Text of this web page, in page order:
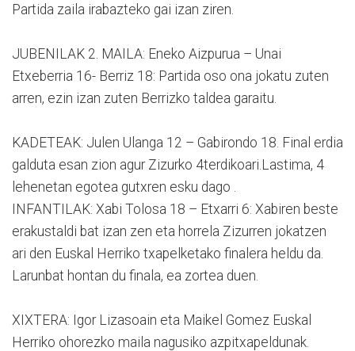
Partida zaila irabazteko gai izan ziren.
JUBENILAK 2. MAILA: Eneko Aizpurua – Unai
Etxeberria 16- Berriz 18: Partida oso ona jokatu zuten
arren, ezin izan zuten Berrizko taldea garaitu.
KADETEAK: Julen Ulanga 12 – Gabirondo 18. Final erdia
galduta esan zion agur Zizurko 4terdikoari.Lastima, 4
lehenetan egotea gutxren esku dago .
INFANTILAK: Xabi Tolosa 18 – Etxarri 6: Xabiren beste
erakustaldi bat izan zen eta horrela Zizurren jokatzen
ari den Euskal Herriko txapelketako finalera heldu da.
Larunbat hontan du finala, ea zortea duen.
XIXTERA: Igor Lizasoain eta Maikel Gomez Euskal
Herriko ohorezko maila nagusiko azpitxapeldunak.